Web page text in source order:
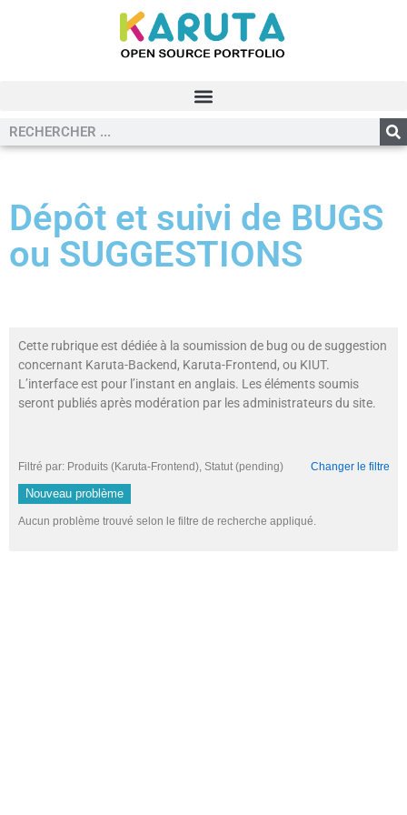
Dépôt et suivi de BUGS
ou SUGGESTIONS
Cette rubrique est dédiée à la soumission de bug ou de suggestion
concernant Karuta-Backend, Karuta-Frontend, ou KIUT.
L’interface est pour l’instant en anglais. Les éléments soumis
seront publiés après modération par les administrateurs du site.
Filtré par: Produits (Karuta-Frontend), Statut (pending) Changer le filtre
Nouveau problème
Aucun problème trouvé selon le filtre de recherche appliqué.